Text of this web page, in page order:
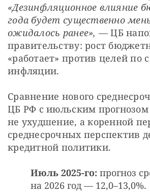
«Дезинфляционное влияние
года будет существенно
ожидалось ранее», — ЦБ
правительству: рост
«работает» против целей
инфляции.
Сравнение нового
ЦБ РФ с июльским
не ухудшение, а коренной
среднесрочных перспектив
кредитной политики.
Июль 2025-го: прогноз
на 2026 год — 12,0–13,0%.